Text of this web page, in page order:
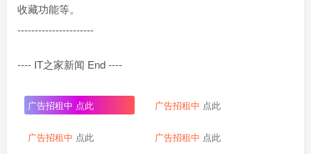
收藏功能等。
----------------------
---- IT之家新闻 End ----
广告招租中 点此 广告招租中 点此
广告招租中 点此 广告招租中 点此